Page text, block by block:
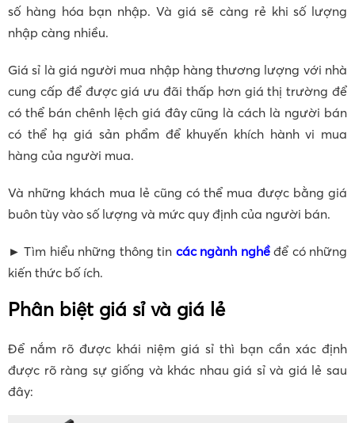
số hàng hóa bạn nhập. Và giá sẽ càng rẻ khi số lượng
nhập càng nhiều.
Giá sỉ là giá người mua nhập hàng thương lượng với nhà
cung cấp để được giá ưu đãi thấp hơn giá thị trường để
có thể bán chênh lệch giá đây cũng là cách là người bán
có thể hạ giá sản phẩm để khuyến khích hành vi mua
hàng của người mua.
Và những khách mua lẻ cũng có thể mua được bằng giá
buôn tùy vào số lượng và mức quy định của người bán.
► Tìm hiểu những thông tin các ngành nghềđể có những
kiến thức bố ích.
Phân biệt giá sỉ và giá lẻ
Để nắm rõ được khái niệm giá sỉ thì bạn cần xác định
được rõ ràng sự giống và khác nhau giá sỉ và giá lẻ sau
đây: